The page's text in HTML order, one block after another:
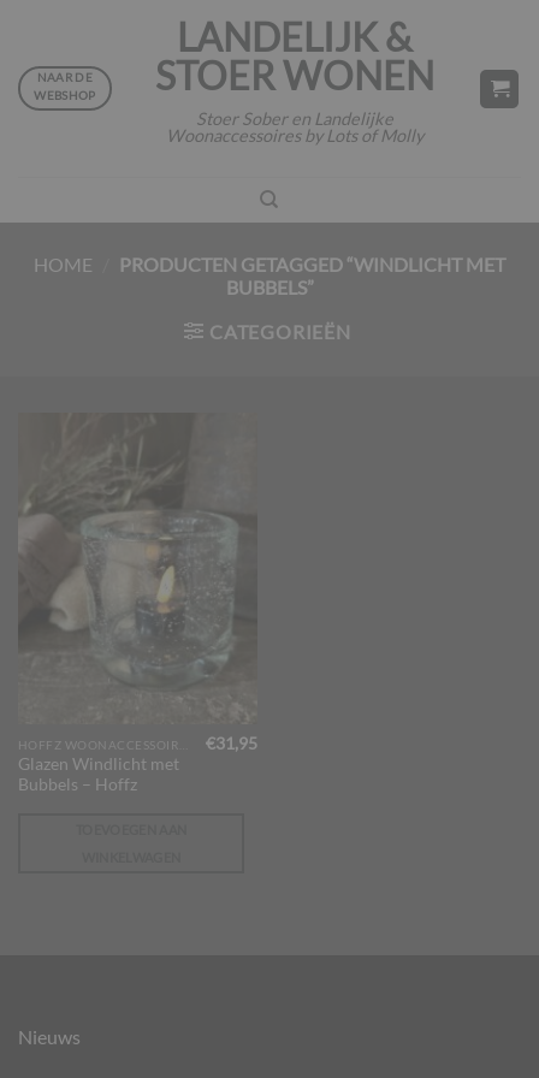
inhoud
LANDELIJK &
STOER WONEN
Stoer Sober en Landelijke
Woonaccessoires by Lots of Molly
NAAR DE
WEBSHOP
HOME
PRODUCTEN GETAGGED “WINDLICHT MET
BUBBELS”
CATEGORIEËN
Glazen Windlicht met
Bubbels – Hoffz
€31,95
Nieuws